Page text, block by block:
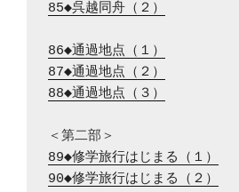
85◆呉越同舟（２）
86◆通過地点（１）
87◆通過地点（２）
88◆通過地点（３）
89◆修学旅行はじまる（１）
90◆修学旅行はじまる（２）